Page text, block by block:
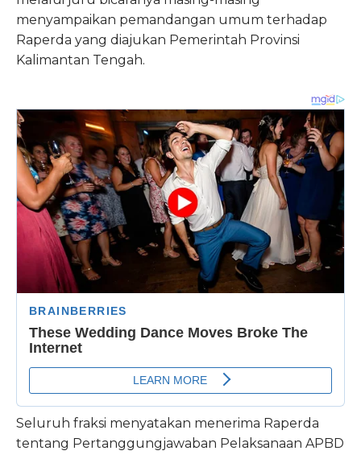
menyampaikan pemandangan umum terhadap
Raperda yang diajukan Pemerintah Provinsi
Kalimantan Tengah.
Seluruh fraksi menyatakan menerima Raperda
tentang Pertanggungjawaban Pelaksanaan APBD